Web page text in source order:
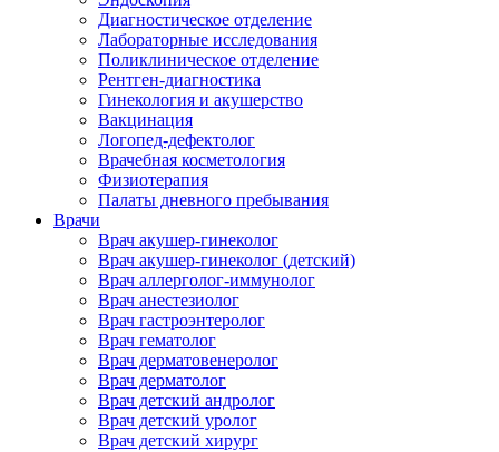
Диагностическое отделение
Лабораторные исследования
Поликлиническое отделение
Рентген-диагностика
Гинекология и акушерство
Вакцинация
Логопед-дефектолог
Врачебная косметология
Физиотерапия
Палаты дневного пребывания
Врачи
Врач акушер-гинеколог
Врач акушер-гинеколог (детский)
Врач аллерголог-иммунолог
Врач анестезиолог
Врач гастроэнтеролог
Врач гематолог
Врач дерматовенеролог
Врач дерматолог
Врач детский андролог
Врач детский уролог
Врач детский хирург